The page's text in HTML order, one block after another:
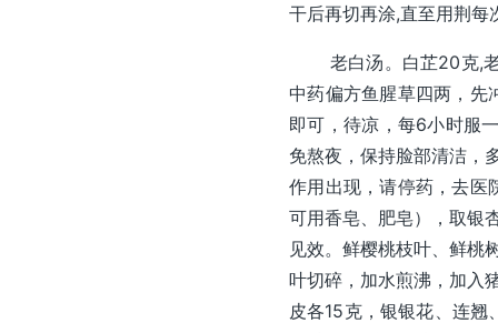
干后再切再涂,直至用荆
老白汤。白芷20克,老
中药偏方鱼腥草四两，先
即可，待凉，每6小时服
免熬夜，保持脸部清洁，
作用出现，请停药，去医
可用香皂、肥皂），取银
见效。鲜樱桃枝叶、鲜桃
叶切碎，加水煎沸，加入
皮各15克，银银花、连